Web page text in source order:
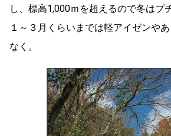
し、標高1,000ｍを超えるので冬はプ
１～３月くらいまでは軽アイゼンや
なく。